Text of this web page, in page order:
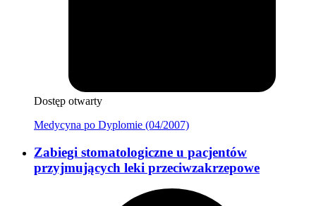
Dostęp otwarty
Medycyna po Dyplomie (04/2007)
Zabiegi stomatologiczne u pacjentów
przyjmujących leki przeciwzakrzepowe